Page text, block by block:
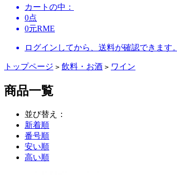
カートの中：
0点
0元RME
ログインしてから、送料が確認できます。
トップページ > 飲料・お酒 > ワイン
商品一覧
並び替え：
新着順
番号順
安い順
高い順